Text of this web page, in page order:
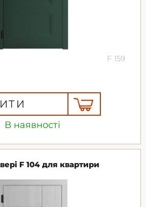
В наявності
F 159
F 104 для квартири